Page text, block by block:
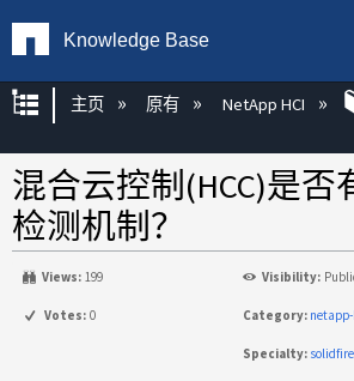
Knowledge Base
扩展/隐缩全局层次
主页 原有 NetApp HCI
混合云控制(HCC)是否
检测机制？
Views: 199 Visibility:
Votes: 0 Category:
Specialty: solidfire